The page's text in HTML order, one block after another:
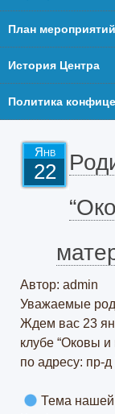
План мероприятий
История Центра
Политика
Янв
22
Автор: admin
Уважаемые
Ждем вас 23
клубе “Оковы
по адресу: пр-
Тема нашей